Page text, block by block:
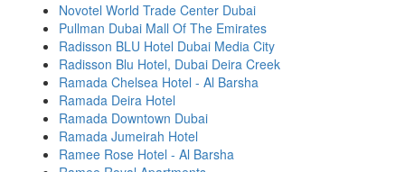
Novotel World Trade Center Dubai
Pullman Dubai Mall Of The Emirates
Radisson BLU Hotel Dubai Media City
Radisson Blu Hotel, Dubai Deira Creek
Ramada Chelsea Hotel - Al Barsha
Ramada Deira Hotel
Ramada Downtown Dubai
Ramada Jumeirah Hotel
Ramee Rose Hotel - Al Barsha